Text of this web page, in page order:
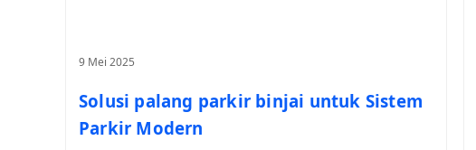
9 Mei 2025
Solusi palang parkir binjai untuk Sistem
Parkir Modern